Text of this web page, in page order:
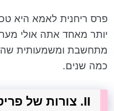
פרס ריחנית לאמא היא
יותר מאחד אתה אולי
מתחשבת ומשמעותית
כמה שנים.
II. צורות של פריטים ריחניות לאמא